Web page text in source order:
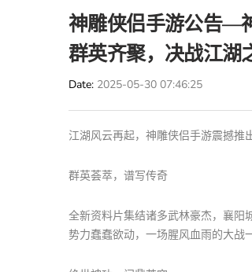
神雕侠侣手游公告—
群英齐聚，决战江湖
Date 2025-05-30 07:46:25
江湖风云再起，神雕侠侣手游震撼推
群英荟萃，谱写传奇
全新资料片集结诸多武林豪杰，襄阳
势力蠢蠢欲动，一场腥风血雨的大战